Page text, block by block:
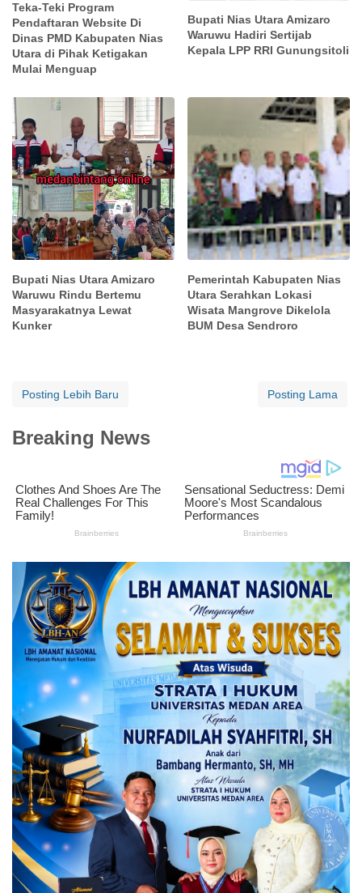
Teka-Teki Program
Pendaftaran Website Di
Dinas PMD Kabupaten Nias
Utara di Pihak Ketigakan
Mulai Menguap
Bupati Nias Utara Amizaro
Waruwu Hadiri Sertijab
Kepala LPP RRI Gunungsitoli
Bupati Nias Utara Amizaro
Waruwu Rindu Bertemu
Masyarakatnya Lewat
Kunker
Pemerintah Kabupaten Nias
Utara Serahkan Lokasi
Wisata Mangrove Dikelola
BUM Desa Sendroro
Posting Lebih Baru Posting Lama
Breaking News